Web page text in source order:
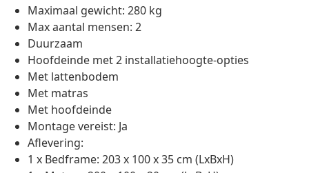
Maximaal gewicht: 280 kg
Max aantal mensen: 2
Duurzaam
Hoofdeinde met 2 installatiehoogte-opties
Met lattenbodem
Met matras
Met hoofdeinde
Montage vereist: Ja
Aflevering:
1 x Bedframe: 203 x 100 x 35 cm (LxBxH)